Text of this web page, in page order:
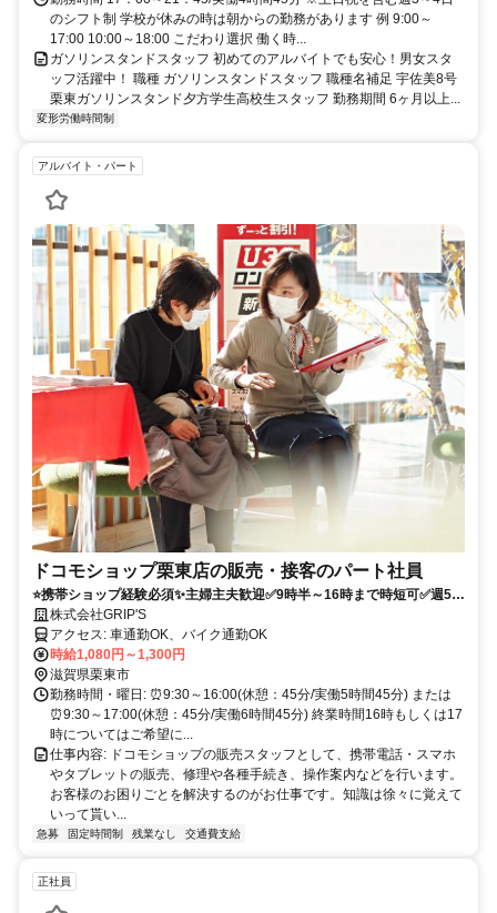
のシフト制 学校が休みの時は朝からの勤務があります 例 9:00～
17:00 10:00～18:00 こだわり選択 働く時...
ガソリンスタンドスタッフ 初めてのアルバイトでも安心！男女スタ
ッフ活躍中！ 職種 ガソリンスタンドスタッフ 職種名補足 宇佐美8号
栗東ガソリンスタンド夕方学生高校生スタッフ 勤務期間 6ヶ月以上...
変形労働時間制
アルバイト・パート
ドコモショップ栗東店の販売・接客のパート社員
⭐携帯ショップ経験必須✨主婦主夫歓迎✅9時半～16時まで時短可✅週5日
マスト✅土日休み
株式会社GRIP'S
アクセス: 車通勤OK、バイク通勤OK
時給1,080円～1,300円
滋賀県栗東市
勤務時間・曜日: ⏰️9:30～16:00(休憩：45分/実働5時間45分) または
⏰️9:30～17:00(休憩：45分/実働6時間45分) 終業時間16時もしくは17
時についてはご希望に...
仕事内容: ドコモショップの販売スタッフとして、携帯電話・スマホ
やタブレットの販売、修理や各種手続き、操作案内などを行います。
お客様のお困りごとを解決するのがお仕事です。知識は徐々に覚えて
いって貰い...
急募 固定時間制 残業なし 交通費支給
正社員